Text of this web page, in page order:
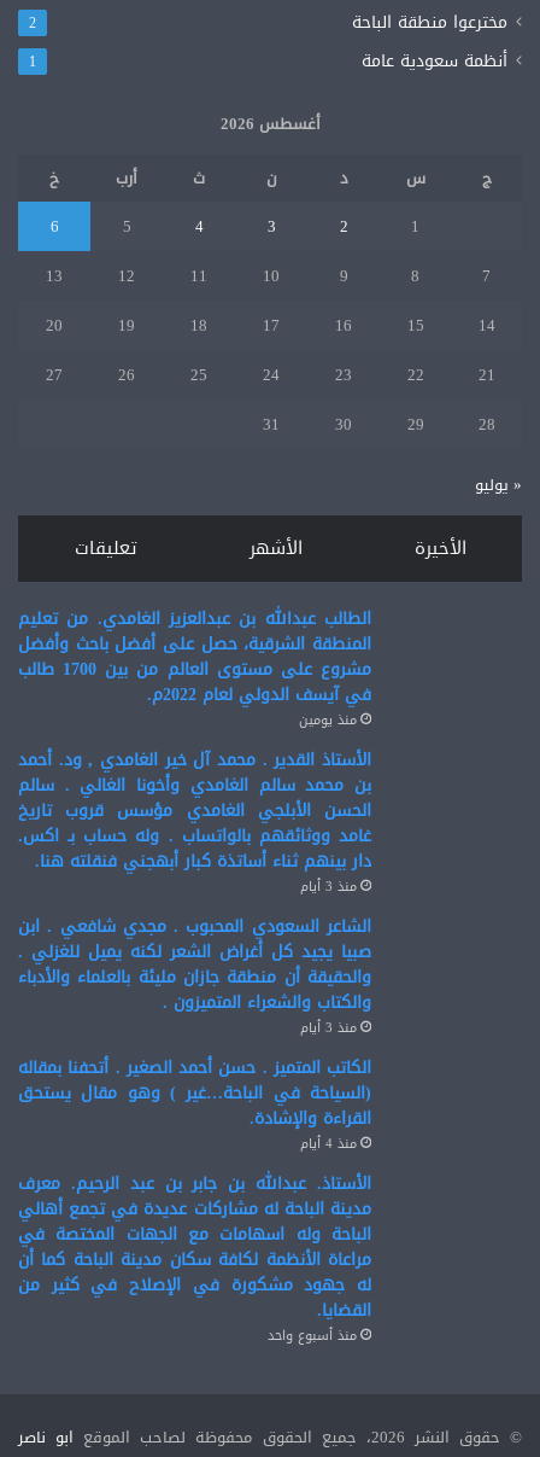
مخترعوا منطقة الباحة 2
أنظمة سعودية عامة 1
أغسطس 2026
ج
س د ن ث أرب
خ
1
2
3
4
5
6
7
8
9
10
11
12
13
14
15
16
17
18
19
20
21
22
23
24
25
26
27
28
29
30
31
« يوليو
الأخيرة الأشهر تعليقات
الطالب عبدالله بن عبدالعزيز الغامدي. من تعليم
المنطقة الشرقية، حصل على أفضل باحث وأفضل
مشروع على مستوى العالم من بين 1700 طالب
في آيسف الدولي لعام 2022م.
منذ يومين
الأستاذ القدير . محمد آل خير الغامدي , ود. أحمد
بن محمد سالم الغامدي وأخونا الغالي . سالم
الحسن الأبلجي الغامدي مؤسس قروب تاريخ
غامد ووثائقهم بالواتساب . وله حساب بـ اكس.
دار بينهم ثناء أساتذة كبار أبهجني فنقلته هنا.
منذ 3 أيام
الشاعر السعودي المحبوب . مجدي شافعي . ابن
صبيا يجيد كل أغراض الشعر لكنه يميل للغزلي .
والحقيقة أن منطقة جازان مليئة بالعلماء والأدباء
والكتاب والشعراء المتميزون .
منذ 3 أيام
الكاتب المتميز . حسن أحمد الصغير . أتحفنا بمقاله
(السياحة في الباحة…غير ) وهو مقال يستحق
القراءة والإشادة.
منذ 4 أيام
الأستاذ. عبدالله بن جابر بن عبد الرحيم. معرف
مدينة الباحة له مشاركات عديدة في تجمع أهالي
الباحة وله اسهامات مع الجهات المختصة في
مراعاة الأنظمة لكافة سكان مدينة الباحة كما أن
له جهود مشكورة في الإصلاح في كثير من
القضايا.
منذ أسبوع واحد
© حقوق النشر 2026، جميع الحقوق محفوظة لصاحب الموقع ابو ناصر